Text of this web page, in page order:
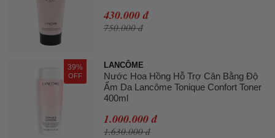
430.000 đ
750.000 đ
39%
OFF
LANCÔME
Nước Hoa Hồng Hỗ Trợ Cân Bằng Độ
Ẩm Da Lancôme Tonique Confort Toner
400ml
1.000.000 đ
1.630.000 đ